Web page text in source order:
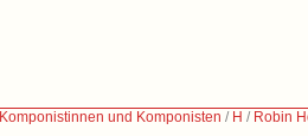
Komponistinnen und Komponisten / H / Robin